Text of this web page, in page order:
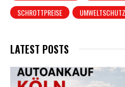
SCHROTTPREISE
UMWELTSCHUTZ
LATEST POSTS